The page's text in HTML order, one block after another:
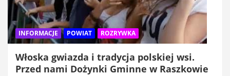
INFORMACJE POWIAT ROZRYWKA
Włoska gwiazda i tradycja polskiej wsi.
Przed nami Dożynki Gminne w Raszkowie